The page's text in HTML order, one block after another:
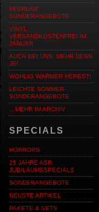
FEBRUAR
SONDERANGEBOTE
VINYL
VERSANDKOSTENFREI IM
JANUAR
AUCH BEI UNS: MEHR DENN
JE!
WOHLIG WARMER HERBST!
LEICHTE SOMMER-
SONDERANGEBOTE
…MEHR IM ARCHIV
SPECIALS
HORRORS
25 JAHRE ASP.
JUBILÄUMSSPECIALS
SONDERANGEBOTE
NEUSTE ARTIKEL
PAKETE & SETS